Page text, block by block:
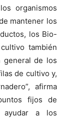
organismos
mantener los
los Bio-
también
general de los
de cultivo y,
afirma
fijos de
ayudar a los